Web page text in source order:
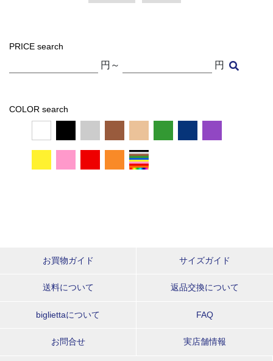
PRICE search
円～ 円
COLOR search
お買物ガイド サイズガイド
送料について 返品交換について
bigliettaについて FAQ
お問合せ 実店舗情報